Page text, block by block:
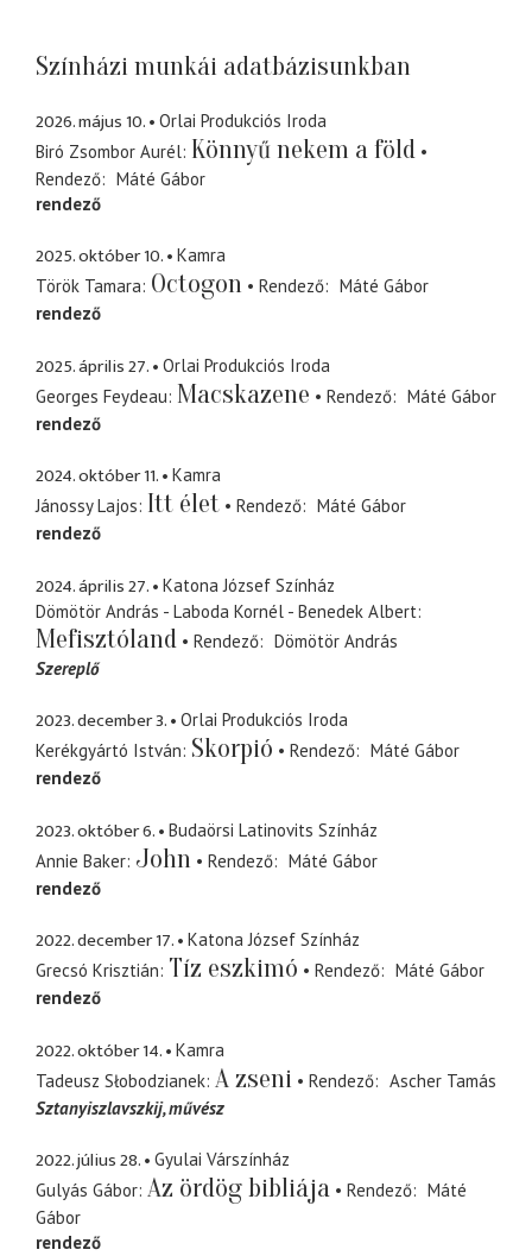
Színházi munkái adatbázisunkban
2026. május 10.
Orlai Produkciós Iroda
Biró Zsombor Aurél Könnyű nekem a föld
Rendező
Máté Gábor
rendező
2025. október 10.
Kamra
Török Tamara Octogon Rendező
Máté Gábor
rendező
2025. április 27.
Orlai Produkciós Iroda
Georges Feydeau Macskazene Rendező
Máté Gábor
rendező
2024. október 11.
Kamra
Jánossy Lajos Itt élet Rendező
Máté Gábor
rendező
2024. április 27.
Katona József Színház
Dömötör András - Laboda Kornél - Benedek Albert
Mefisztóland Rendező
Dömötör András
Szereplő
2023. december 3.
Orlai Produkciós Iroda
Kerékgyártó István Skorpió Rendező
Máté Gábor
rendező
2023. október 6.
Budaörsi Latinovits Színház
Annie Baker John Rendező
Máté Gábor
rendező
2022. december 17.
Katona József Színház
Grecsó Krisztián Tíz eszkimó Rendező
Máté Gábor
rendező
2022. október 14.
Kamra
Tadeusz Słobodzianek A zseni Rendező
Ascher Tamás
Sztanyiszlavszkij művész
2022. július 28.
Gyulai Várszínház
Gulyás Gábor Az ördög bibliája Rendező
Máté
Gábor
rendező